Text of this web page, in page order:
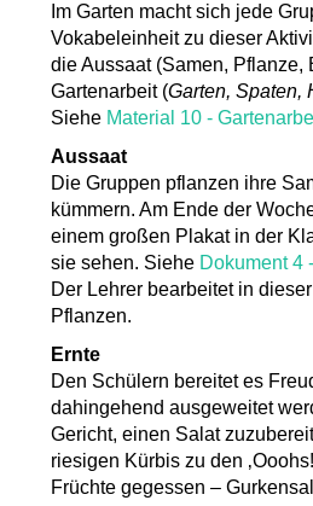
Im Garten macht sich jede
Vokabeleinheit zu dieser
die Aussaat (Samen, Pflanze,
Gartenarbeit (Garten, Spaten,
Siehe Material 10 -
Aussaat
Die Gruppen pflanzen ihre
kümmern. Am Ende der
einem großen Plakat in der
sie sehen. Siehe Dokument 4
Der Lehrer bearbeitet in
Pflanzen.
Ernte
Den Schülern bereitet es
dahingehend ausgeweitet
Gericht, einen Salat
riesigen Kürbis zu den
Früchte gegessen –